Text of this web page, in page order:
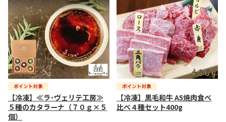
【冷凍】≪ラ･ヴェリテ工房≫
５種のカタラーナ（７０ｇ×５
個）
【冷凍】黒毛和牛 A5焼肉食べ
比べ４種セット400g